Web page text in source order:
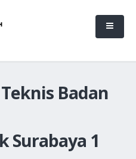
Badan
Surabaya 1